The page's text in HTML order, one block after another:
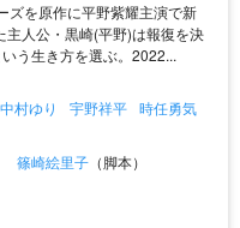
ズを原作に平野紫耀主演で新
人公・黒崎(平野)は報復を決
う生き方を選ぶ。2022...
中村ゆり 宇野祥平 時任勇気
篠崎絵里子 （脚本）